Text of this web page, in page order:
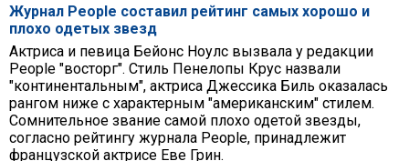
Журнал People составил рейтинг самых хорошо и
плохо одетых звезд
Актриса и певица Бейонс Ноулс вызвала у редакции
People "восторг". Стиль Пенелопы Крус назвали
"континентальным", актриса Джессика Биль оказалась
рангом ниже с характерным "американским" стилем.
Сомнительное звание самой плохо одетой звезды,
согласно рейтингу журнала People, принадлежит
французской актрисе Еве Грин.